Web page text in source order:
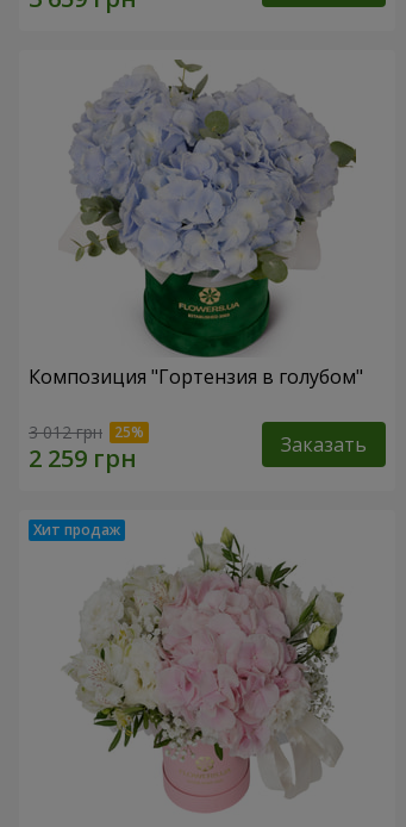
Композиция "Гортензия в голубом"
3 012 грн Заказать